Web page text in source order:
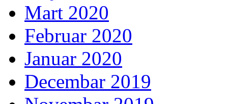
Mart 2020
Februar 2020
Januar 2020
Decembar 2019